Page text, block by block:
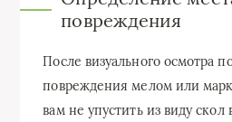
повреждения
После визуального осмотра
повреждения мелом или
вам не упустить из виду скол